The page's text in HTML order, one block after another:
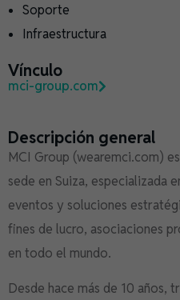
Descripción general
MCI Group (wearemci.com)
sede en Suiza, especializada
eventos y soluciones
fines de lucro, asociaciones
en todo el mundo.
Desde hace más de 10 años,
Soporte
Infraestructura
Vínculo
mci-group.com